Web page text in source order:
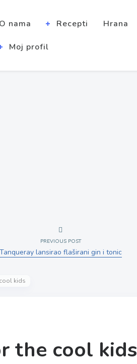
O nama Recepti Hrana
Moj profil
PREVIOUS POST
Tanqueray lansirao flaširani gin i tonic
kids
the cool kids